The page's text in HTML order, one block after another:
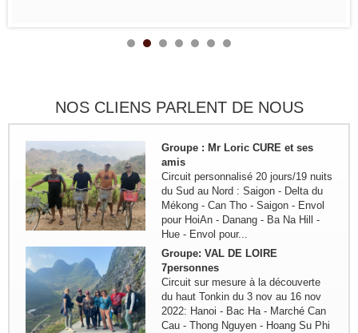
NOS CLIENS PARLENT DE NOUS
Remerciement de la famille
Groupe : Mr Loric CURE et ses
amis
Circuit personnalisé 20 jours/19 nuits
du Sud au Nord : Saigon - Delta du
Mékong - Can Tho - Saigon - Envol
pour HoiAn - Danang - Ba Na Hill -
Hue - Envol pour...
Groupe: VAL DE LOIRE
7personnes
Circuit sur mesure à la découverte
du haut Tonkin du 3 nov au 16 nov
2022: Hanoi - Bac Ha - Marché Can
Cau - Thong Nguyen - Hoang Su Phi